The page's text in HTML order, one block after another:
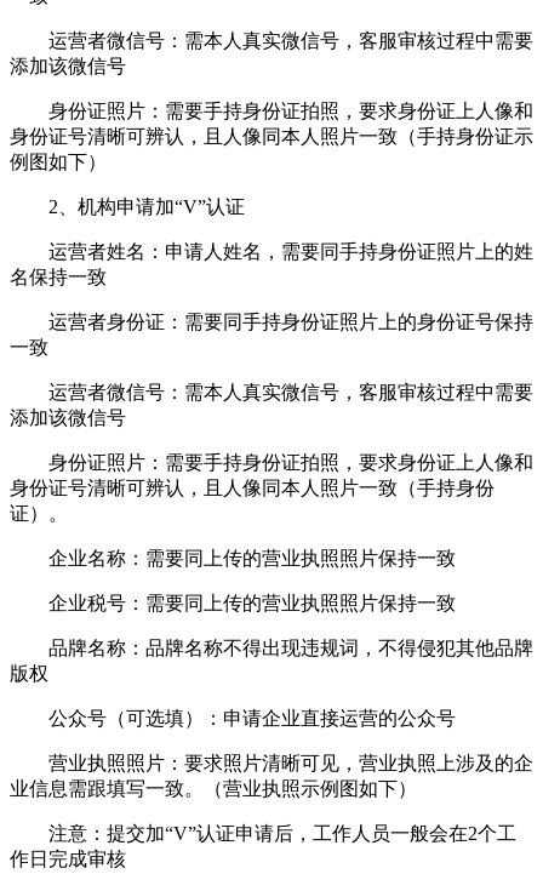
运营者微信号：需本人真实微信号，客服审核过程中需要
添加该微信号
身份证照片：需要手持身份证拍照，要求身份证上人像和
身份证号清晰可辨认，且人像同本人照片一致（手持身份证示
例图如下）
2、机构申请加“V”认证
运营者姓名：申请人姓名，需要同手持身份证照片上的姓
名保持一致
运营者身份证：需要同手持身份证照片上的身份证号保持
一致
运营者微信号：需本人真实微信号，客服审核过程中需要
添加该微信号
身份证照片：需要手持身份证拍照，要求身份证上人像和
身份证号清晰可辨认，且人像同本人照片一致（手持身份
证）。
企业名称：需要同上传的营业执照照片保持一致
企业税号：需要同上传的营业执照照片保持一致
品牌名称：品牌名称不得出现违规词，不得侵犯其他品牌
版权
公众号（可选填）：申请企业直接运营的公众号
营业执照照片：要求照片清晰可见，营业执照上涉及的企
业信息需跟填写一致。（营业执照示例图如下）
注意：提交加“V”认证申请后，工作人员一般会在2个工
作日完成审核